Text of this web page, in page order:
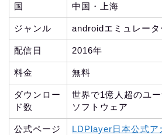
国 中国・上海
ジャンル androidエミュレータ
配信日 2016年
料金 無料
ダウンロー
ド数
世界で1億人超のユ
ソフトウェア
公式ページ LDPlayer日本公式ア